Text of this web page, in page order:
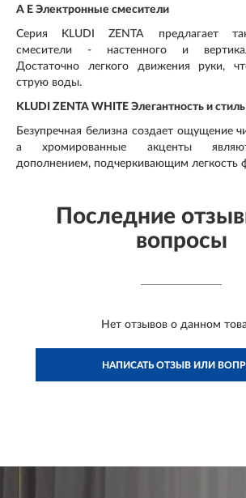
A E Электронные смесители
Серия KLUDI ZENTA предлагает
смесители - настенного и
Достаточно легкого движения руки,
струю воды.
KLUDI ZENTA WHITE Элегантность и стиль
Безупречная белизна создает ощущение
а хромированные акценты
дополнением, подчеркивающим легкость
Последние
вопросы
Нет отзывов о данном
НАПИСАТЬ ОТЗЫВ ИЛИ